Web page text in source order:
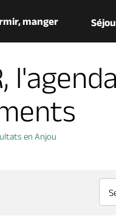
manger
en Anjou